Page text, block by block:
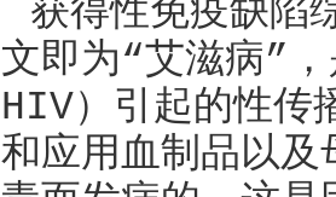
获得性免疫缺陷
文即为“艾滋病”
HIV）引起的性传
和应用血制品以及